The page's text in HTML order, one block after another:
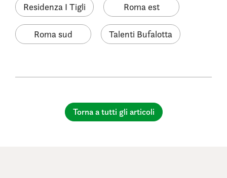
Residenza I Tigli Roma est
Roma sud Talenti Bufalotta
Torna a tutti gli articoli